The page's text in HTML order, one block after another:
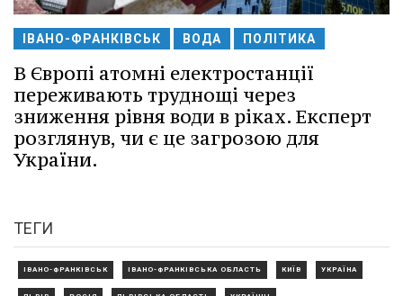
ІВАНО-ФРАНКІВСЬК ВОДА ПОЛІТИКА
В Європі атомні електростанції
переживають труднощі через
зниження рівня води в ріках. Експерт
розглянув, чи є це загрозою для
України.
ТЕГИ
ІВАНО-ФРАНКІВСЬК ІВАНО-ФРАНКІВСЬКА ОБЛАСТЬ КИЇВ УКРАЇНА